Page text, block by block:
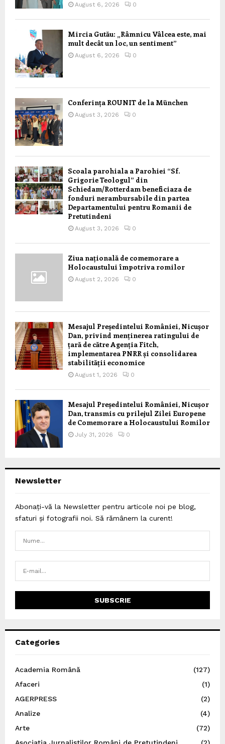
August 6, 2026 0
Mircia Gutău: „Râmnicu Vâlcea este, mai
mult decât un loc, un sentiment”
August 6, 2026 0
Conferința ROUNIT de la München
August 3, 2026 0
Scoala parohiala a Parohiei “Sf.
Grigorie Teologul” din
Schiedam/Rotterdam beneficiaza de
fonduri nerambursabile din partea
Departamentului pentru Romanii de
Pretutindeni
August 3, 2026 0
Ziua națională de comemorare a
Holocaustului împotriva romilor
August 2, 2026 0
Mesajul Președintelui României, Nicușor
Dan, privind menținerea ratingului de
țară de către Agenția Fitch,
implementarea PNRR și consolidarea
stabilității economice
August 1, 2026 0
Mesajul Președintelui României, Nicușor
Dan, transmis cu prilejul Zilei Europene
de Comemorare a Holocaustului Romilor
July 31, 2026 0
Newsletter
Abonați-vă la Newsletter pentru articole noi pe blog,
sfaturi și fotografii noi. Să rămânem la curent!
Categories
Academia Română
(127)
Afaceri
(1)
AGERPRESS
(2)
Analize
(4)
Arte
(72)